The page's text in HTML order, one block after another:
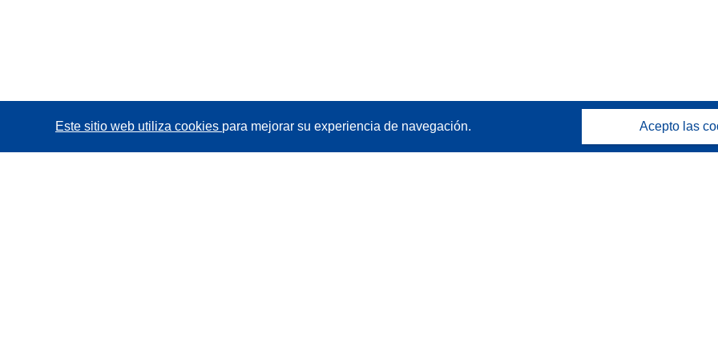
Este sitio web utiliza cookies para mejorar su experiencia de navegación. Acepto las